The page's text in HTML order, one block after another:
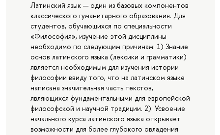
Латинский язык — один из базовых компонентов
классического гуманитарного образования. Для
студентов, обучающихся по специальности
«Философия», изучение этой дисциплины
необходимо по следующим причинам: 1) Знание
основ латинского языка (лексики и грамматики)
является необходимым для изучения истории
философии ввиду того, что на латинском языке
написана значительная часть текстов,
являющихся фундаментальными для европейской
философской и научной традиции. 2). Усвоение
начального курса латинского языка открывает
возможности для более глубокого овладения